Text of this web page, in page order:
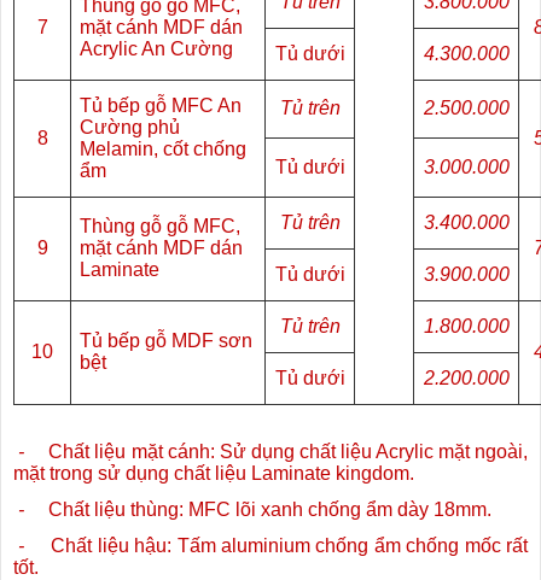
7
Thùng gỗ gỗ MFC,
mặt cánh MDF dán
Acrylic An Cường
Tủ dưới
4.300.000
8
Tủ bếp gỗ MFC An
Cường phủ
Melamin, cốt chống
ẩm
Tủ trên
2.500.000
Tủ dưới
3.000.000
9
Thùng gỗ gỗ MFC,
mặt cánh MDF dán
Laminate
Tủ trên
3.400.000
Tủ dưới
3.900.000
10
Tủ bếp gỗ MDF sơn
bệt
Tủ trên
1.800.000
Tủ dưới
2.200.000
-
Chất liệu mặt cánh: Sử dụng chất liệu Acrylic mặt ngoài,
mặt trong sử dụng chất liệu Laminate kingdom.
-
Chất liệu thùng: MFC lõi xanh chống ẩm dày 18mm.
-
Chất liệu hậu: Tấm aluminium chống ẩm chống mốc rất
tốt.